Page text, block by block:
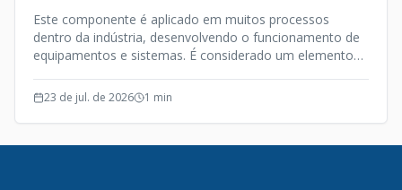
Este componente é aplicado em muitos processos
dentro da indústria, desenvolvendo o funcionamento de
equipamentos e sistemas. É considerado um elemento
opera de forma silenciosa e efetiva.
23 de jul. de 2026 1 min